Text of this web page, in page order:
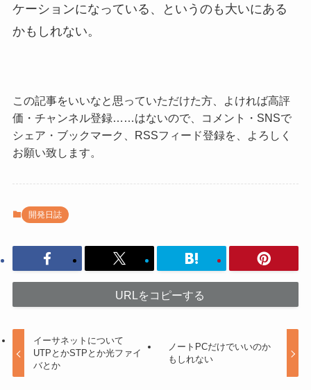
ケーションになっている、というのも大いにある
かもしれない。
この記事をいいなと思っていただけた方、よければ高評
価・チャンネル登録……はないので、コメント・SNSで
シェア・ブックマーク、RSSフィード登録を、よろしく
お願い致します。
開発日誌
URLをコピーする
イーサネットについて
UTPとかSTPとか光ファイ
バとか
ノートPCだけでいいのか
もしれない